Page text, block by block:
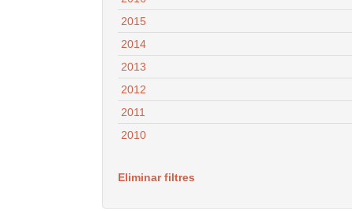
2015
2014
2013
2012
2011
2010
Eliminar filtres